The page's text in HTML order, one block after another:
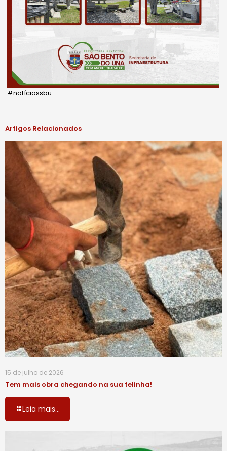
#notíciassbu
Artigos Relacionados
15 de julho de 2026
Tem mais obra chegando na sua telinha!
Leia mais...